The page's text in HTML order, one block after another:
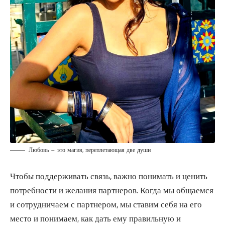
Любовь — это магия, переплетающая две души
Чтобы поддерживать связь, важно понимать и ценить
потребности и желания партнеров. Когда мы общаемся
и сотрудничаем с партнером, мы ставим себя на его
место и понимаем, как дать ему правильную и